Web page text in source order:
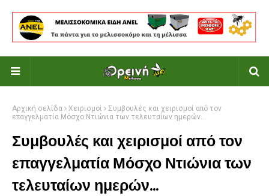
Αρχική σελίδα Χειρισμοί
Συμβουλές και χειρισμοί από τον
επαγγελματία Μόσχο Ντιώνια των τελευταίων ημερών...
Συμβουλές και χειρισμοί από τον
επαγγελματία Μόσχο Ντιώνια των
τελευταίων ημερών...